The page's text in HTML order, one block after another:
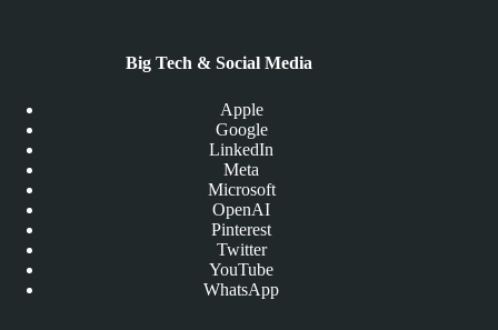
Big Tech & Social Media
Apple
Google
LinkedIn
Meta
Microsoft
OpenAI
Pinterest
Twitter
YouTube
WhatsApp